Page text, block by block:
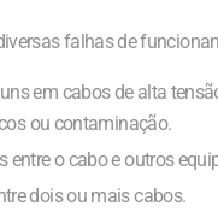
falhas de
em cabos de alta
ou contaminação.
o cabo e outros
dois ou mais cabos.